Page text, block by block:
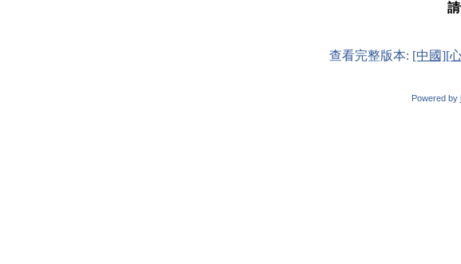
查看完整版本: [中國][
Powered by